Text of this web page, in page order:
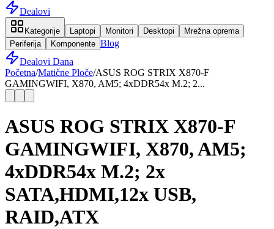
Dealovi
Kategorije Laptopi Monitori Desktopi
Mrežna oprema
Periferija
Komponente Blog
Dealovi Dana
Početna/Matične Ploče/ASUS ROG STRIX X870-F
GAMINGWIFI, X870, AM5; 4xDDR54x M.2; 2...
ASUS ROG STRIX X870-F
GAMINGWIFI, X870, AM5;
4xDDR54x M.2; 2x
SATA,HDMI,12x USB,
RAID,ATX